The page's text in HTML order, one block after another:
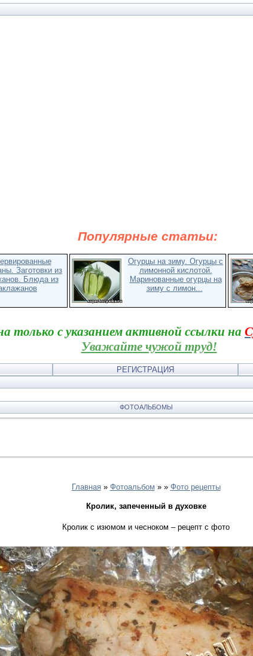
Популярные статьи:
Заготовки из
Блюда из
Огурцы на зиму. Огурцы с
лимонной кислотой.
Маринованные огурцы на
зиму с лимон...
только с указанием активной ссылки на
Уважайте чужой труд!
РЕГИСТРАЦИЯ
ФОТОАЛЬБОМЫ
Главная» Фотоальбом » » Фото рецепты
Кролик, запеченный в духовке
Кролик с изюмом и чесноком – рецепт с фото